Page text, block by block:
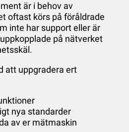
är i behov av
oftast körs på föråldrade
inte har support eller är
på nätverket
att uppgradera ert
nya standarder
av er mätmaskin